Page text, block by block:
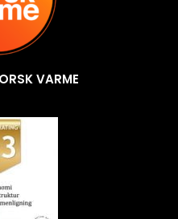
VARME